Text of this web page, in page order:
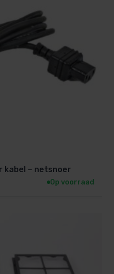
kabel – netsnoer
Op voorraad